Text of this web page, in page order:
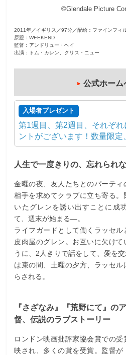
こ
の
で
©Glendale Picture
2011年／イギリス／97分／配給：ファインフィ
原題：WEEKEND
監督：アンドリュー・ヘイ
出演：トム・カレン、クリス・ニュー
公式ホーム
入場者プレゼント
第1週目、第2週目、それぞ
ントがございます！数量限定
人生で一度きりの、忘れられ
金曜の夜、友人たちとのパーテ
相手を求めてクラブに立ち寄る
いたグレンを誘い出すことに成
て、週末が始まる―。
ライフガードとして働くラッセ
皮肉屋のグレン。お互いに欠け
うに、2人きりで話をして、愛を
は束の間、土曜の夕方、ラッセ
らされる。
『さざなみ』『荒野にて』の
督、伝説のラブストーリー
ロンドン映画批評家協会賞での
映され、多くの賞を受賞。監督